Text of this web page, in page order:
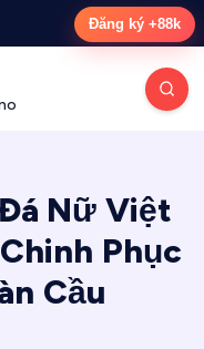
Nữ Việt
Phục
Cầu
Đăng ký +88k